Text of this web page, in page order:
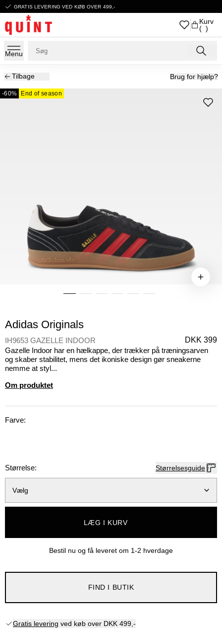
GRATIS LEVERING VED KØB OVER 499,-
Kurv
( )
Menu
Tilbage Brug for hjælp?
-60% End of season
Adidas Originals
IH9653 GAZELLE INDOOR
DKK 399
Gazelle Indoor har en hælkappe, der trækker på træningsarven
og skaber stabilitet, mens det ikoniske design gør sneakerne
nemme at styl...
Om produktet
Farve:
Størrelse: Størrelsesguide
Vælg
LÆG I KURV
Bestil nu og få leveret om 1-2 hverdage
FIND I BUTIK
Gratis levering ved køb over DKK 499,-